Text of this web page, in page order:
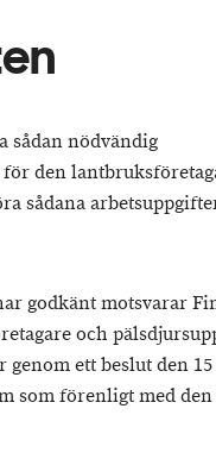
sådan nödvändig
den
sådana
godkänt motsvarar
och
ett beslut den 15
som förenligt med